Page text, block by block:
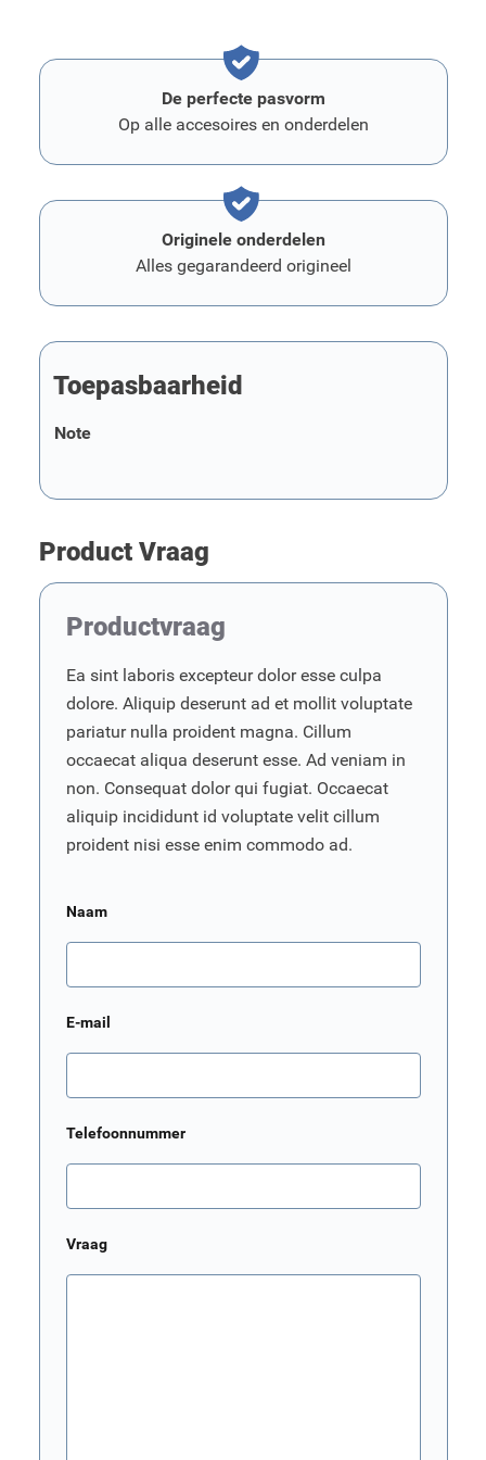
De perfecte pasvorm
Op alle accesoires en onderdelen
Originele onderdelen
Alles gegarandeerd origineel
Toepasbaarheid
Note
Product Vraag
Productvraag
Ea sint laboris excepteur dolor esse culpa
dolore. Aliquip deserunt ad et mollit voluptate
pariatur nulla proident magna. Cillum
occaecat aliqua deserunt esse. Ad veniam in
non. Consequat dolor qui fugiat. Occaecat
aliquip incididunt id voluptate velit cillum
proident nisi esse enim commodo ad.
Naam
E-mail
Telefoonnummer
Vraag